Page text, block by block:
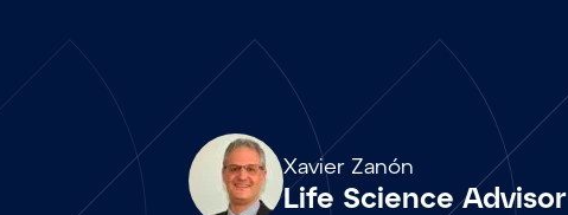
Xavier Zanón
Life Science Advisor
Array